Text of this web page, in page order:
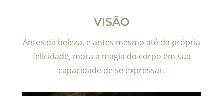
VISÃO
Antes da beleza, e antes mesmo até da própria
felicidade, mora a magia do corpo em sua
capacidade de se expressar.